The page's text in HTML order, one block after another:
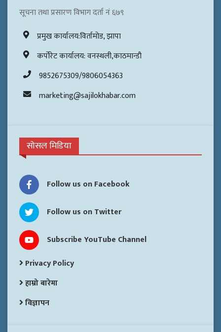
सूचना तथा प्रसारण विभाग दर्ता नं ६७९
प्रमुख कार्यालय:विर्तामोड, झापा
कर्पोरेट कार्यालय: वनस्थली,काठमान्डौ
9852675309/9806054363
marketing@sajilokhabar.com
सोसल मिडिया
Follow us on Facebook
Follow us on Twitter
Subscribe YouTube Channel
Privacy Policy
हाम्रो बारेमा
विज्ञापन